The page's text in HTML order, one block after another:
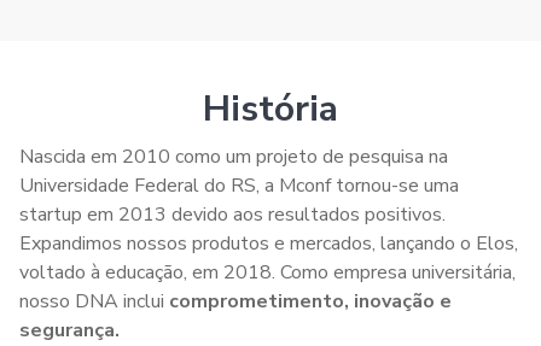
História
Nascida em 2010 como um projeto de pesquisa na
Universidade Federal do RS, a Mconf tornou-se uma
startup em 2013 devido aos resultados positivos.
Expandimos nossos produtos e mercados, lançando o Elos,
voltado à educação, em 2018. Como empresa universitária,
nosso DNA inclui comprometimento, inovação e
segurança.